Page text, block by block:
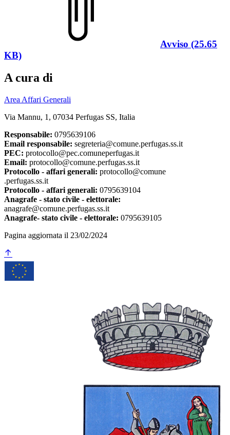
Avviso (25.65
KB)
A cura di
Area Affari Generali
Via Mannu, 1, 07034 Perfugas SS, Italia
Responsabile: 0795639106
Email responsabile: segreteria@comune.perfugas.ss.it
PEC: protocollo@pec.comuneperfugas.it
Email: protocollo@comune.perfugas.ss.it
Protocollo - affari generali: protocollo@comune
.perfugas.ss.it
Protocollo - affari generali: 0795639104
Anagrafe - stato civile - elettorale:
anagrafe@comune.perfugas.ss.it
Anagrafe- stato civile - elettorale: 0795639105
Pagina aggiornata il 23/02/2024